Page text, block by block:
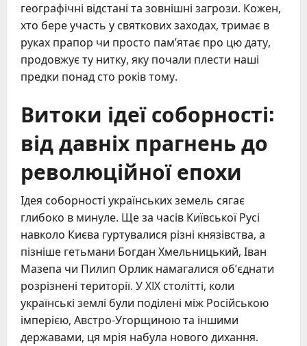
географічні відстані та зовнішні загрози. Кожен,
хто бере участь у святкових заходах, тримає в
руках прапор чи просто пам’ятає про цю дату,
продовжує ту нитку, яку почали плести наші
предки понад сто років тому.
Витоки ідеї соборності:
від давніх прагнень до
революційної епохи
Ідея соборності українських земель сягає
глибоко в минуле. Ще за часів Київської Русі
навколо Києва гуртувалися різні князівства, а
пізніше гетьмани Богдан Хмельницький, Іван
Мазепа чи Пилип Орлик намагалися об’єднати
розрізнені території. У XIX столітті, коли
українські землі були поділені між Російською
імперією, Австро-Угорщиною та іншими
державами, ця мрія набула нового дихання.